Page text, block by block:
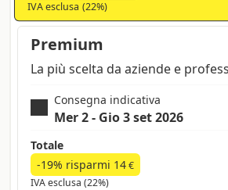
IVA esclusa (22%)
Premium
La più scelta da aziende e
Consegna indicativa
Mer 2 - Gio 3 set 2026
Totale
-19% risparmi 14€
IVA esclusa (22%)